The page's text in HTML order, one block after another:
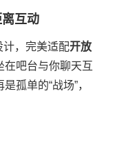
互动
计，完美适配开放
在吧台与你聊天互
孤单的“战场”，